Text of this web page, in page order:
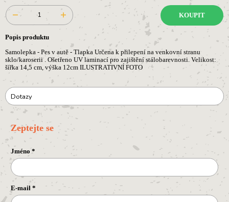
KOUPIT
Popis produktu
Samolepka - Pes v autě - Tlapka Určena k přilepení na venkovní stranu
sklo/karoserii . Ošetřeno UV laminací pro zajištění stálobarevnosti. Velikost:
šířka 14,5 cm, výška 12cm ILUSTRATIVNÍ FOTO
Dotazy
Zeptejte se
Jméno *
E-mail *